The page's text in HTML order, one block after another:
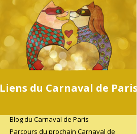
Liens du Carnaval de Paris
Blog du Carnaval de Paris
Parcours du prochain Carnaval de